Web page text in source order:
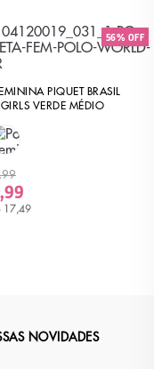
56% OFF
PIQUET BRASIL
VERDE MÉDIO
17,49
NOVIDADES